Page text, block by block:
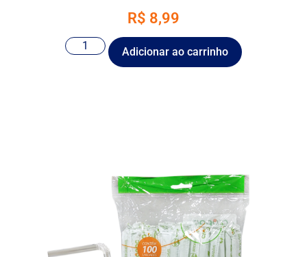
R$ 8,99
Adicionar ao carrinho